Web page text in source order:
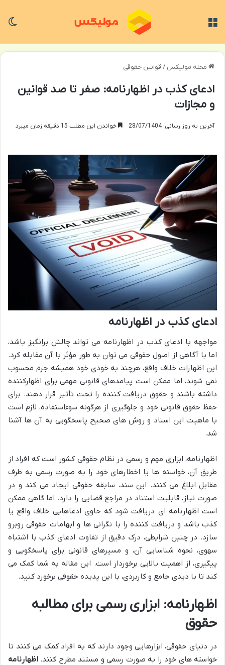
مجله مولیکس / قوانین حقوقی
ادعای کذب در اظهارنامه: صفر تا صد قوانین
و مجازات
آخرین به روز رسانی: 28/07/1404 خواندن این مطلب 15 دقیقه زمان میبرد
ادعای کذب در اظهارنامه
مواجهه با ادعای کذب در اظهارنامه می تواند چالش برانگیز باشد،
اما با آگاهی از اصول حقوقی می توان به طور مؤثر با آن مقابله کرد.
این اظهارات خلاف واقع، هرچند به خودی خود همیشه جرم محسوب
نمی شوند، اما ممکن است پیامدهای قانونی مهمی برای اظهارکننده
داشته باشند و حقوق دریافت کننده را تحت تأثیر قرار دهند. برای
حفظ حقوق قانونی خود و جلوگیری از هرگونه سوءاستفاده، لازم است
با ماهیت این اسناد و روش های صحیح پاسخگویی به آن ها آشنا
شد.
اظهارنامه، ابزاری مهم و رسمی در نظام حقوقی کشور است که افراد از
طریق آن، خواسته ها یا اخطارهای خود را به صورت رسمی به طرف
مقابل ابلاغ می کنند. این سند، سابقه حقوقی ایجاد می کند و در
صورت نیاز، قابلیت استناد در مراجع قضایی را دارد. اما گاهی ممکن
است اظهارنامه ای دریافت شود که حاوی ادعاهایی خلاف واقع یا
کذب باشد و دریافت کننده را با نگرانی ها و ابهامات حقوقی روبرو
سازد. در چنین شرایطی، درک دقیق از تفاوت ادعای کذب با اشتباه
سهوی، نحوه شناسایی آن، و مسیرهای قانونی برای پاسخگویی و
پیگیری، از اهمیت بالایی برخوردار است. این مقاله به شما کمک می
کند تا با دیدی جامع و کاربردی، با این پدیده حقوقی برخورد کنید.
اظهارنامه: ابزاری رسمی برای مطالبه
حقوق
در دنیای حقوقی، ابزارهایی وجود دارند که به افراد کمک می کنند تا
خواسته های خود را به صورت رسمی و مستند مطرح کنند. اظهارنامه